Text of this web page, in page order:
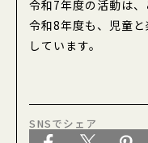
伝えたい東京のみど
令和7年度の活動は、
令和8年度も、児童
しています。
SNSでシェア